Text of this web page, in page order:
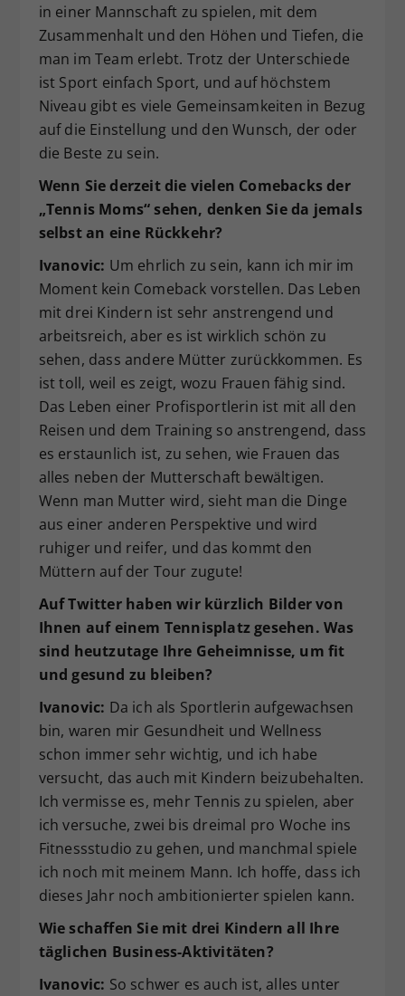
in einer Mannschaft zu spielen, mit dem
Zusammenhalt und den Höhen und Tiefen, die
man im Team erlebt. Trotz der Unterschiede
ist Sport einfach Sport, und auf höchstem
Niveau gibt es viele Gemeinsamkeiten in Bezug
auf die Einstellung und den Wunsch, der oder
die Beste zu sein.
Wenn Sie derzeit die vielen Comebacks der
„Tennis Moms“ sehen, denken Sie da jemals
selbst an eine Rückkehr?
Ivanovic: Um ehrlich zu sein, kann ich mir im
Moment kein Comeback vorstellen. Das Leben
mit drei Kindern ist sehr anstrengend und
arbeitsreich, aber es ist wirklich schön zu
sehen, dass andere Mütter zurückkommen. Es
ist toll, weil es zeigt, wozu Frauen fähig sind.
Das Leben einer Profisportlerin ist mit all den
Reisen und dem Training so anstrengend, dass
es erstaunlich ist, zu sehen, wie Frauen das
alles neben der Mutterschaft bewältigen.
Wenn man Mutter wird, sieht man die Dinge
aus einer anderen Perspektive und wird
ruhiger und reifer, und das kommt den
Müttern auf der Tour zugute!
Auf Twitter haben wir kürzlich Bilder von
Ihnen auf einem Tennisplatz gesehen. Was
sind heutzutage Ihre Geheimnisse, um fit
und gesund zu bleiben?
Ivanovic: Da ich als Sportlerin aufgewachsen
bin, waren mir Gesundheit und Wellness
schon immer sehr wichtig, und ich habe
versucht, das auch mit Kindern beizubehalten.
Ich vermisse es, mehr Tennis zu spielen, aber
ich versuche, zwei bis dreimal pro Woche ins
Fitnessstudio zu gehen, und manchmal spiele
ich noch mit meinem Mann. Ich hoffe, dass ich
dieses Jahr noch ambitionierter spielen kann.
Wie schaffen Sie mit drei Kindern all Ihre
täglichen Business-Aktivitäten?
Ivanovic: So schwer es auch ist, alles unter